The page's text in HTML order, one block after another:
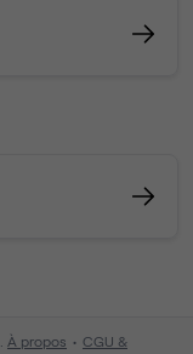
À propos
CGU &